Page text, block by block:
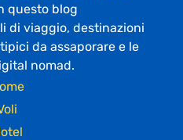
questo blog
di viaggio, destinazioni
da assaporare e le
nomad.